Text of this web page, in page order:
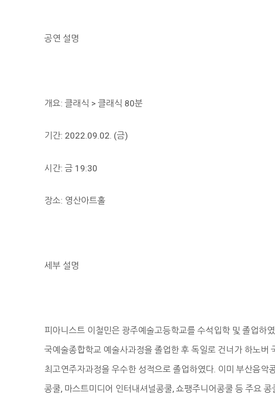
공연 설명
개요: 클래식 > 클래식 80분
기간: 2022.09.02. (금)
시간: 금 19:30
장소: 영산아트홀
세부 설명
피아니스트 이철민은 광주예술고등학교를 수석입학 및 졸업하
국예술종합학교 예술사과정을 졸업한 후 독일로 건너가 하노버
최고연주자과정을 우수한 성적으로 졸업하였다. 이미 부산음악
콩쿨, 마스트미디어 인터내셔널콩쿨, 쇼팽주니어콩쿨 등 주요